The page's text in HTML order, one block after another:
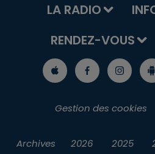
LA RADIO
RENDEZ-VOUS
Gestion des cookies
Archives 2026 2025